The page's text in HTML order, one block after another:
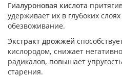
Гиалуроновая кислота
удерживает их в глубоких
обезвоживание.
Экстракт дрожжей
кислородом, снижает
радикалов, повышает
старения.